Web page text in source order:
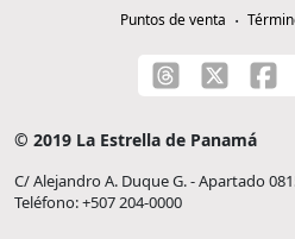
Puntos de venta
© 2019 La Estrella de Panamá
C/ Alejandro A. Duque G. - Apartado
Teléfono: +507 204-0000